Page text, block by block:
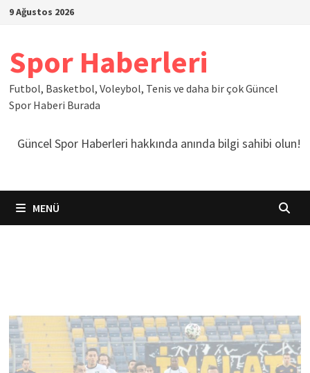
İçeriğe
9 Ağustos 2026
Spor Haberleri
Futbol, Basketbol, Voleybol, Tenis ve daha bir çok Güncel
Spor Haberi Burada
Güncel Spor Haberleri hakkında anında bilgi sahibi olun!
MENÜ